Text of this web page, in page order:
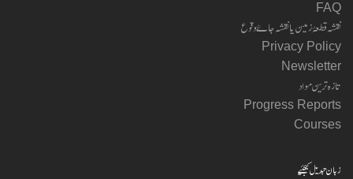
FAQ
نقشہ قطعۂ زمین یا نقشہ جاۓ وقوع
Privacy Policy
Newsletter
تازہ ترین مواد
Progress Reports
Courses
زبان تبدیل کیجئیے